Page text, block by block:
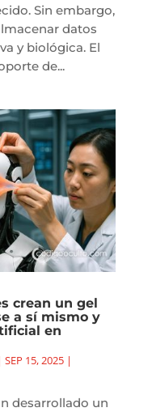
Sin embargo,
datos
y biológica. El
de...
crean un gel
a sí mismo y
en
SEP 15, 2025|
desarrollado un